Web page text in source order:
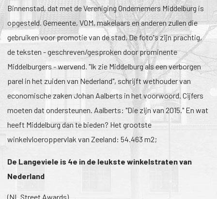
Binnenstad, dat met de Vereniging Ondernemers Middelburg is
opgesteld. Gemeente, VOM, makelaars en anderen zullen die
gebruiken voor promotie van de stad. De foto's zijn prachtig,
de teksten - geschreven/gesproken door prominente
Middelburgers - wervend. "Ik zie Middelburg als een verborgen
parel in het zuiden van Nederland", schrijft wethouder van
economische zaken Johan Aalberts in het voorwoord. Cijfers
moeten dat ondersteunen. Aalberts: "Die zijn van 2015." En wat
heeft Middelburg dan te bieden? Het grootste
winkelvloeroppervlak van Zeeland: 54.463 m2;
De Langeviele is 4e in de leukste winkelstraten van
Nederland
(NL Street Awards)